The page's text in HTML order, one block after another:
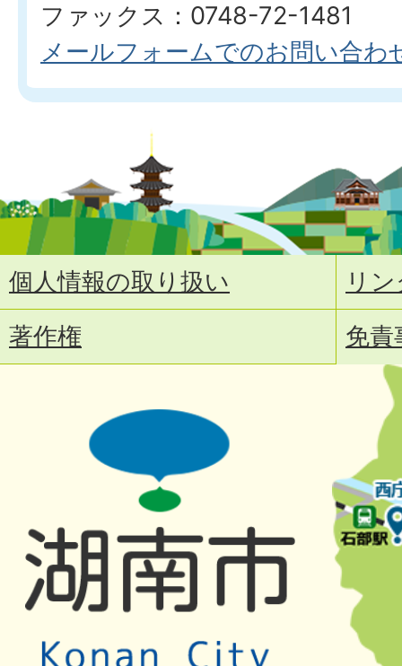
ファックス：0748-72-1481
メールフォームでのお問い合わ
個人情報の取り扱い
リ
著作権
免責